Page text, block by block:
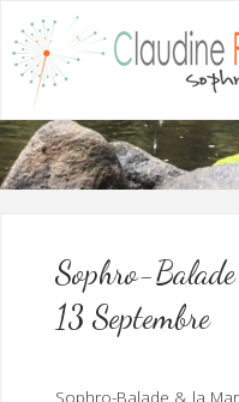
content
Sophro-
13 Septembre